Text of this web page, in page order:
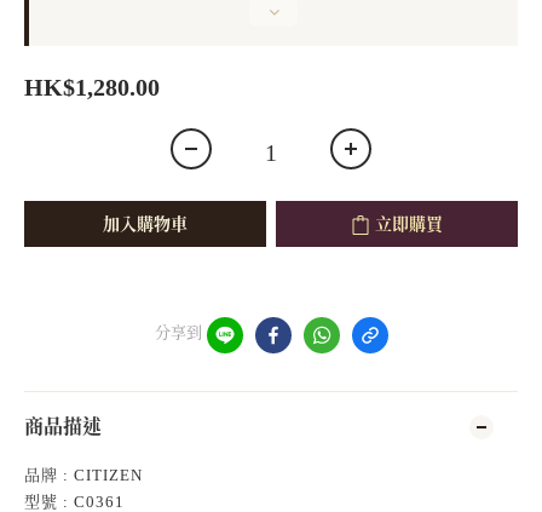
HK$1,280.00
加入購物車 立即購買
分享到
商品描述
品牌 : CITIZEN
型號 : C0361